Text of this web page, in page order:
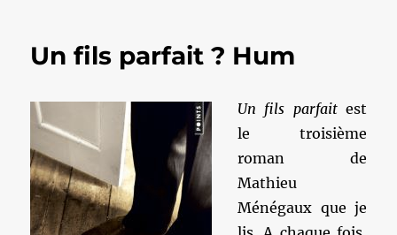
Un fils parfait ? Hum
Un fils parfait est
le troisième
roman de
Mathieu
Ménégaux que je